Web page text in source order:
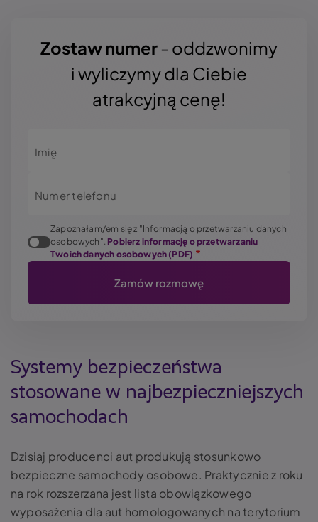
Zostaw numer- oddzwonimy
i wyliczymy dla Ciebie
atrakcyjną cenę!
Imię
Numer telefonu
Zapoznałam/em się z "Informacją o przetwarzaniu danych
osobowych". Pobierz informację o przetwarzaniu
Twoich danych osobowych (PDF)
Systemy bezpieczeństwa
stosowane w najbezpieczniejszych
samochodach
Dzisiaj producenci aut produkują stosunkowo
bezpieczne samochody osobowe. Praktycznie z roku
na rok rozszerzana jest lista obowiązkowego
wyposażenia dla aut homologowanych na terytorium